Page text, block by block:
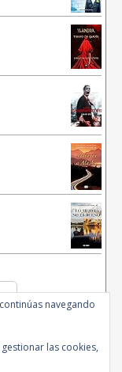
navegando
las cookies,